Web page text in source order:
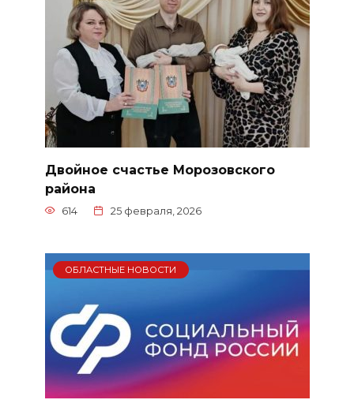
Двойное счастье Морозовского
района
614 25 февраля, 2026
ОБЛАСТНЫЕ НОВОСТИ